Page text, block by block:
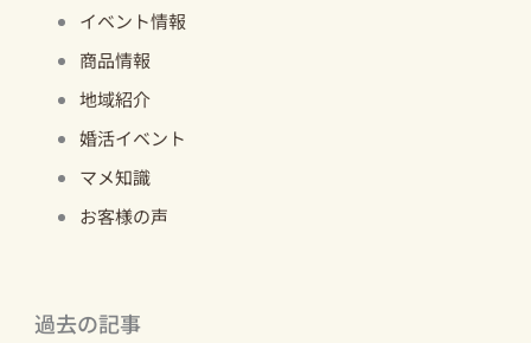
イベント情報
商品情報
地域紹介
婚活イベント
マメ知識
お客様の声
過去の記事